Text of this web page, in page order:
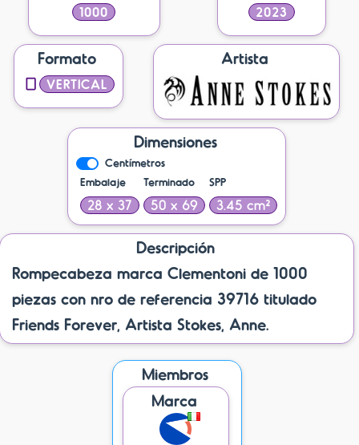
1000 2023
Formato
VERTICAL
Artista
Dimensiones
Centímetros
Embalaje
28 x 37
Terminado
50 x 69
SPP
3.45 cm²
Descripción
Rompecabeza marca Clementoni de 1000
piezas con nro de referencia 39716 titulado
Friends Forever, Artista Stokes, Anne.
Miembros
Marca